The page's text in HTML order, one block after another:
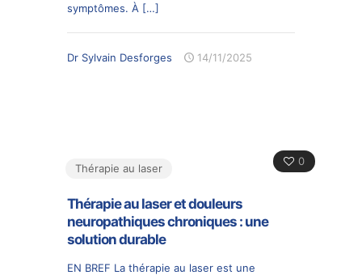
symptômes. À […]
Dr Sylvain Desforges 14/11/2025
0
Thérapie au laser
Thérapie au laser et douleurs
neuropathiques chroniques : une
solution durable
EN BREF La thérapie au laser est une